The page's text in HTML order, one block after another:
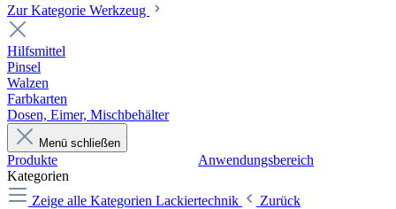
Zur Kategorie Werkzeug
Hilfsmittel
Pinsel
Walzen
Farbkarten
Dosen, Eimer, Mischbehälter
Menü schließen
Produkte
Anwendungsbereich
Kategorien
Zeige alle Kategorien Lackiertechnik
Zurück